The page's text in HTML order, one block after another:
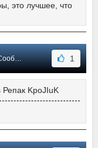
это лучшее, что
#532 1
KpoJIuK